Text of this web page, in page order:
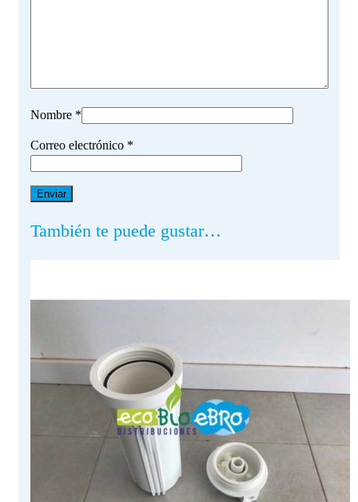
Nombre *
Correo electrónico *
También te puede gustar…